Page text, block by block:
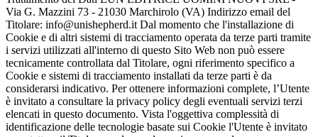
Via G. Mazzini 73 - 21030 Marchirolo (VA) Indirizzo email del
Titolare: info@unishepherd.it Dal momento che l'installazione di
Cookie e di altri sistemi di tracciamento operata da terze parti tramite
i servizi utilizzati all'interno di questo Sito Web non può essere
tecnicamente controllata dal Titolare, ogni riferimento specifico a
Cookie e sistemi di tracciamento installati da terze parti è da
considerarsi indicativo. Per ottenere informazioni complete, l’Utente
è invitato a consultare la privacy policy degli eventuali servizi terzi
elencati in questo documento. Vista l'oggettiva complessità di
identificazione delle tecnologie basate sui Cookie l'Utente è invitato